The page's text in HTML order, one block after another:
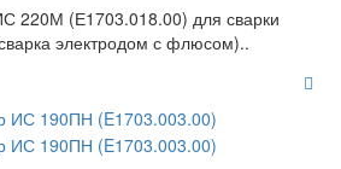
220М (Е1703.018.00) для сварки
электродом с флюсом)..